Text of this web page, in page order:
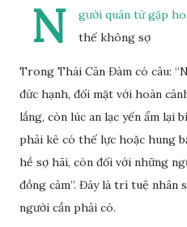
N
gười quân tử gặp
thế không sợ
Trong Thái Căn Đàm có câu:
đức hạnh, đối mặt với hoàn
lắng, còn lúc an lạc yến ẩm lại
phải kẻ có thế lực hoặc hung
hề sợ hãi, còn đối với những
đồng cảm”. Đây là trí tuệ nhân
người cần phải có.